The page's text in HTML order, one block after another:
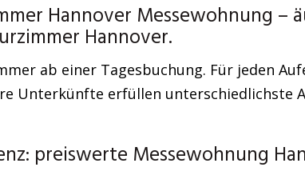
Hannover Messewohnung –
Hannover.
ab einer Tagesbuchung. Für jeden
Unterkünfte erfüllen unterschiedlichste
preiswerte Messewohnung